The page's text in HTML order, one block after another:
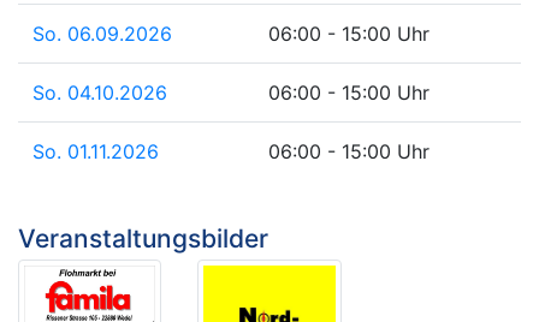
So. 06.09.2026 06:00 - 15:00 Uhr
So. 04.10.2026 06:00 - 15:00 Uhr
So. 01.11.2026 06:00 - 15:00 Uhr
Veranstaltungsbilder